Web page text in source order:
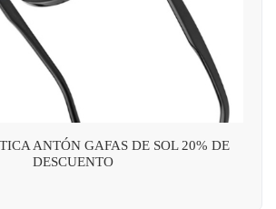
ANTÓN GAFAS DE SOL 20% DE
DESCUENTO